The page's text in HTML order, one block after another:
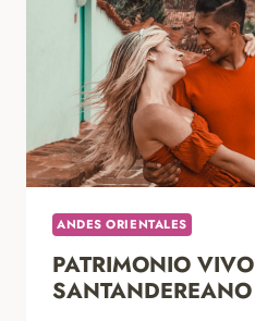
ANDES ORIENTALES
PATRIMONIO VIVO
SANTANDEREANO